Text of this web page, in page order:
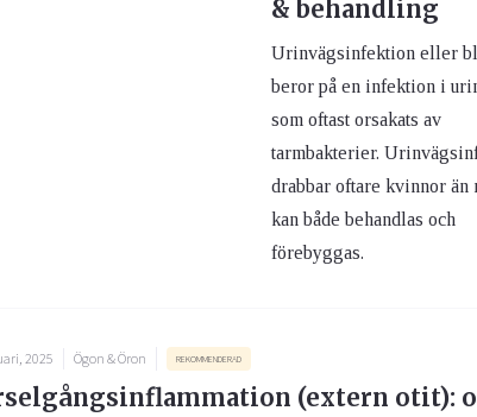
& behandling
Urinvägsinfektion eller
beror på en infektion i
som oftast orsakats av
tarmbakterier.
drabbar oftare kvinnor än
kan både behandlas och
förebyggas.
2025 Ögon & Öron REKOMMENDERAD
(extern otit):